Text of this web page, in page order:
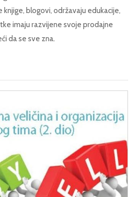
knjige, blogovi, održavaju edukacije,
imaju razvijene svoje prodajne
da se sve zna.